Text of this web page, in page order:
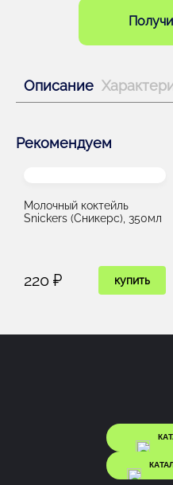
Описание
Рекомендуем
Молочный коктейль
Snickers (Сникерс), 350мл
220 ₽ купить